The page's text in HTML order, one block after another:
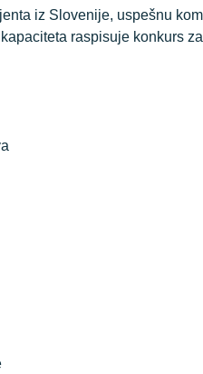
iz Slovenije, uspešnu
raspisuje konkurs